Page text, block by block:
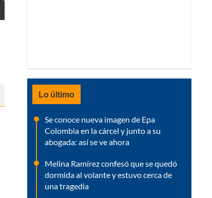
Lo último
Se conoce nueva imagen de Epa
Colombia en la cárcel y junto a su
abogada: así se ve ahora
Melina Ramírez confesó que se quedó
dormida al volante y estuvo cerca de
una tragedia